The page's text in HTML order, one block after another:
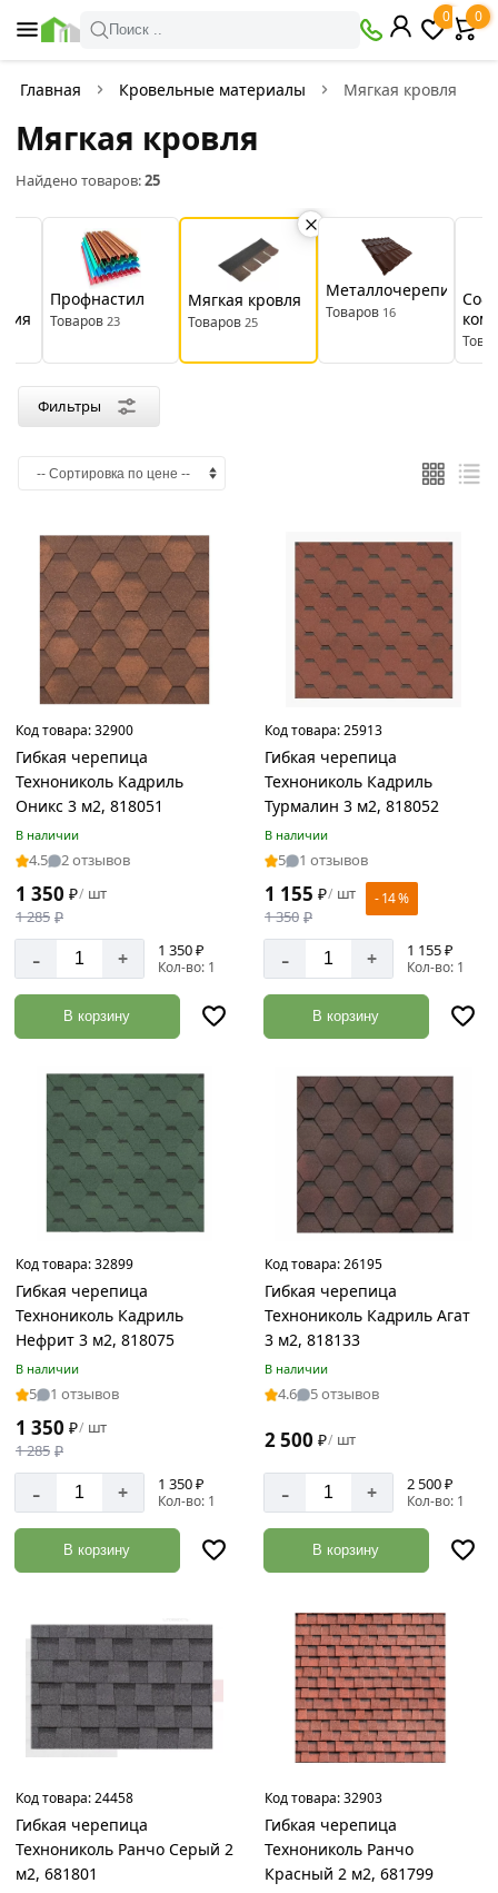
Поиск ..
0 0
Главная Кровельные материалы Мягкая кровля
Мягкая кровля
Найдено товаров:25
Профнастил
Товаров 23
Мягкая кровля
Товаров 25
Металлочерепица
Товаров 16
Фильтры
Фильтры
Найдено товаров:25
В
Со
—
Производитель
Цвет
Агат
Антик
Бронза
Гранат
Зеленый
Коричневый
Красный
Оникс
Рубин
Турмалин
Янтарь
Страна
производства
Россия
Материал
Полиэстер
Стеклохолст
битум
Размер
1х10
м
253x1003
мм
317х1000
мм
320x1000
мм
340x1000
мм
Код товара:32900
Гибкая черепица
Технониколь Кадриль
Оникс 3 м2, 818051
В наличии
4.5 2 отзывов
1 350 ₽/ шт
1 285 ₽
- + 1 350 ₽
Кол-во: 1
В корзину
Код товара:25913
Гибкая черепица
Технониколь Кадриль
Турмалин 3 м2, 818052
В наличии
5 1 отзывов
1 155 ₽/ шт
1 350 ₽
- 14 %
- + 1 155 ₽
Кол-во: 1
В корзину
Код товара:32899
Гибкая черепица
Технониколь Кадриль
Нефрит 3 м2, 818075
В наличии
5 1 отзывов
1 350 ₽/ шт
1 285 ₽
- + 1 350 ₽
Кол-во: 1
В корзину
Код товара:26195
Гибкая черепица
Технониколь Кадриль Агат
3 м2, 818133
В наличии
4.6 5 отзывов
2 500 ₽/ шт
- + 2 500 ₽
Кол-во: 1
В корзину
Код товара:24458
Гибкая черепица
Технониколь Ранчо Серый 2
м2, 681801
Код товара:32903
Гибкая черепица
Технониколь Ранчо
Красный 2 м2, 681799